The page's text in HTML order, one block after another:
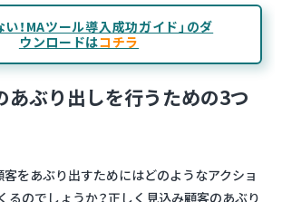
い！MAツール導入成功ガイド」のダ
ウンロードはコチラ
あぶり出しを行うための3つ
客をあぶり出すためにはどのようなアクショ
るのでしょうか？正しく見込み顧客のあぶり